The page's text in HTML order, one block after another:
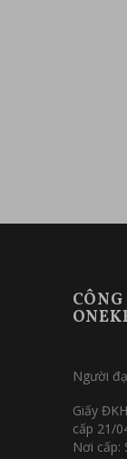
Người
Giấy
cấp 21/
Nơi cấp: